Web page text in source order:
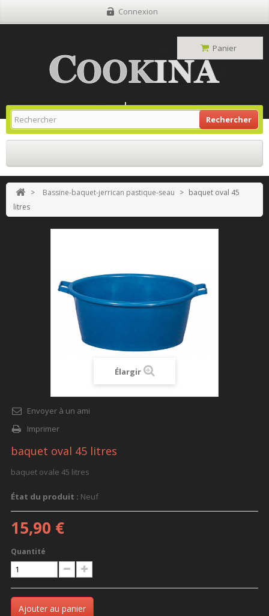
Connexion
Rechercher
Panier
Site Grill Gaz Retour À L'accueil
> Bassine-baquet-jerrican pastique-seau > baquet oval 45
litres
Élargir
Envoyer à un ami
Imprimer
baquet oval 45 litres
baquet ovale 45 litres
État du produit : Neuf
15,90 €
Quantité
Ajouter au panier